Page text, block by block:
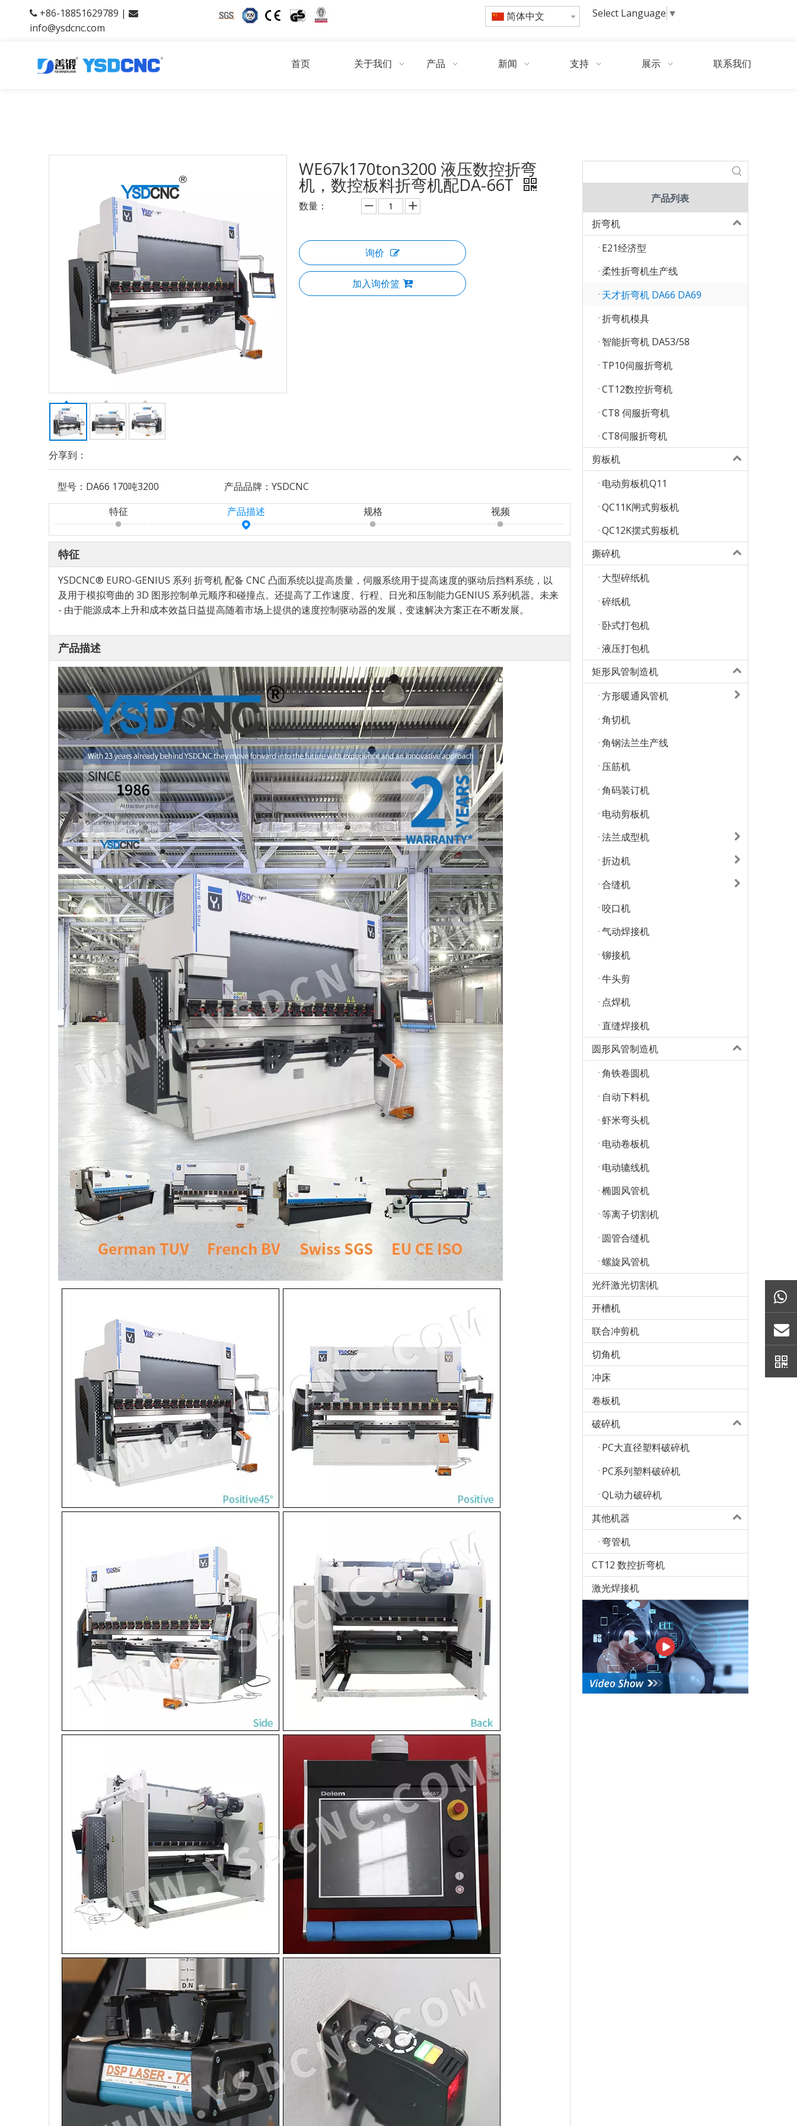
 +86-18851629789 | 
info@ysdcnc.com
简体中文 Select Language ▼
首页 关于我们 产品 新闻 支持 展示 联系我们
分享到：
WE67k170ton3200 液压数控折弯
机，数控板料折弯机配DA-66T
数量：
询价
加入询价篮
型号： DA66 170吨3200 产品品牌： YSDCNC
特征
产品描述 规格 视频
特征
YSDCNC® EURO-GENIUS 系列 折弯机 配备 CNC 凸面系统以提高质量，伺服系统用于提高速度的驱动后挡料系统，以
及用于模拟弯曲的 3D 图形控制单元顺序和碰撞点。还提高了工作速度、行程、日光和压制能力GENIUS 系列机器。未来
- 由于能源成本上升和成本效益日益提高随着市场上提供的速度控制驱动器的发展，变速解决方案正在不断发展。
产品描述
产品列表
折弯机
E21经济型
柔性折弯机生产线
天才折弯机 DA66 DA69
折弯机模具
智能折弯机 DA53/58
TP10伺服折弯机
CT12数控折弯机
CT8 伺服折弯机
CT8伺服折弯机
剪板机
电动剪板机Q11
QC11K闸式剪板机
QC12K摆式剪板机
撕碎机
大型碎纸机
碎纸机
卧式打包机
液压打包机
矩形风管制造机
方形暖通风管机
角切机
角钢法兰生产线
压筋机
角码装订机
电动剪板机
法兰成型机
折边机
合缝机
咬口机
气动焊接机
铆接机
牛头剪
点焊机
直缝焊接机
圆形风管制造机
角铁卷圆机
自动下料机
虾米弯头机
电动卷板机
电动辘线机
椭圆风管机
等离子切割机
圆管合缝机
螺旋风管机
光纤激光切割机
开槽机
联合冲剪机
切角机
冲床
卷板机
破碎机
PC大直径塑料破碎机
PC系列塑料破碎机
QL动力破碎机
其他机器
弯管机
CT12 数控折弯机
激光焊接机